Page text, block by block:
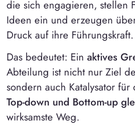
die sich engagieren, stellen
Ideen ein und erzeugen
Druck auf ihre Führungskraft.
Das bedeutet: Ein aktives
Abteilung ist nicht nur Ziel
sondern auch Katalysator für
Top-down und Bottom-up
wirksamste Weg.